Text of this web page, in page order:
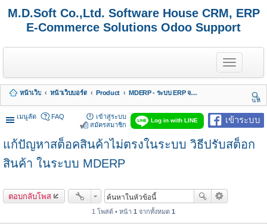
M.D.Soft Co.,Ltd. Software House CRM, ERP
E-Commerce Solutions Odoo Support
T
o
g
e
n
a
i
g
หน้าเว็บ หน้าเว็บบอร์ด Product
MDERP - ระบบ ERP จาก MDSoft พร้อมบริการ
นห
า
เมนูลัด
เข้าระบบ
Log in with LINE
FAQ
เข้าสู่ระบบ
สมัครสมาชิก
แก้ปัญหาสต็อคสินค้าไม่ตรงในระบบ วิธีปรับสต็อก
สินค้า ในระบบ MDERP
ตอบกลับโพส
1 โพสต์ • หน้า 1 จากทั้งหมด 1